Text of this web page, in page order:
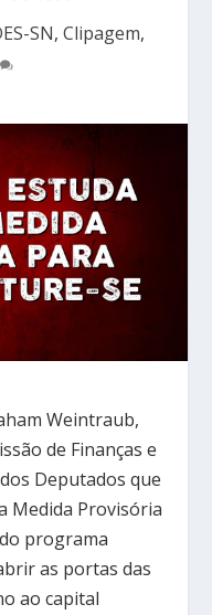
SN, Clipagem,
Weintraub,
de Finanças e
Deputados que
Medida Provisória
programa
as portas das
ao capital